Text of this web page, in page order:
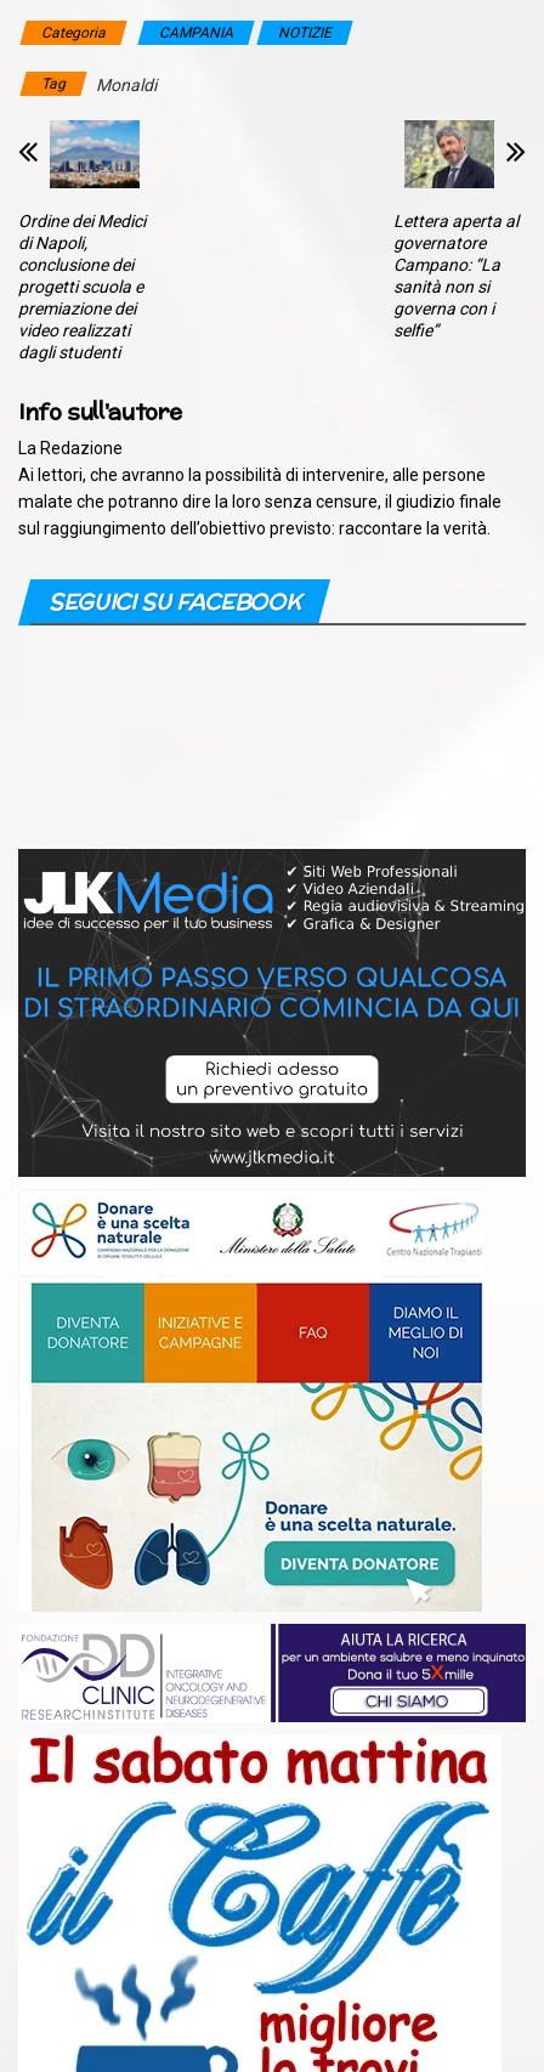
Categoria CAMPANIA NOTIZIE
Tag Monaldi
Ordine dei Medici
di Napoli,
conclusione dei
progetti scuola e
premiazione dei
video realizzati
dagli studenti
Lettera aperta al
governatore
Campano: “La
sanità non si
governa con i
selfie”
Info sull'autore
La Redazione
Ai lettori, che avranno la possibilità di intervenire, alle persone
malate che potranno dire la loro senza censure, il giudizio finale
sul raggiungimento dell’obiettivo previsto: raccontare la verità.
SEGUICI SU FACEBOOK